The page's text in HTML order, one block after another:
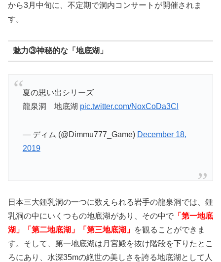
から3月中旬に、不定期で洞内コンサートが開催されま
す。
魅力③神秘的な「地底湖」
夏の思い出シリーズ
龍泉洞 地底湖 pic.twitter.com/NoxCoDa3CI
— ディム (@Dimmu777_Game) December 18,
2019
日本三大鍾乳洞の一つに数えられる岩手の龍泉洞では、鍾
乳洞の中にいくつもの地底湖があり、その中で 「第一地底
湖」「第二地底湖」「第三地底湖」 を観ることができま
す。そして、第一地底湖は月宮殿を抜け階段を下りたとこ
ろにあり、水深35mの絶世の美しさを誇る地底湖として人